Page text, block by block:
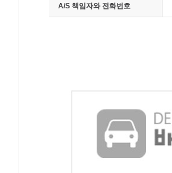
A/S 책임자와 전화번호